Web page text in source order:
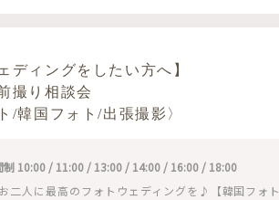
ディングをしたい方へ】
撮り相談会
/韓国フォト/出張撮影〉
制 10:00 / 11:00 / 13:00 / 14:00 / 16:00 / 18:00
二人に最高のフォトウェディングを♪【韓国フォト